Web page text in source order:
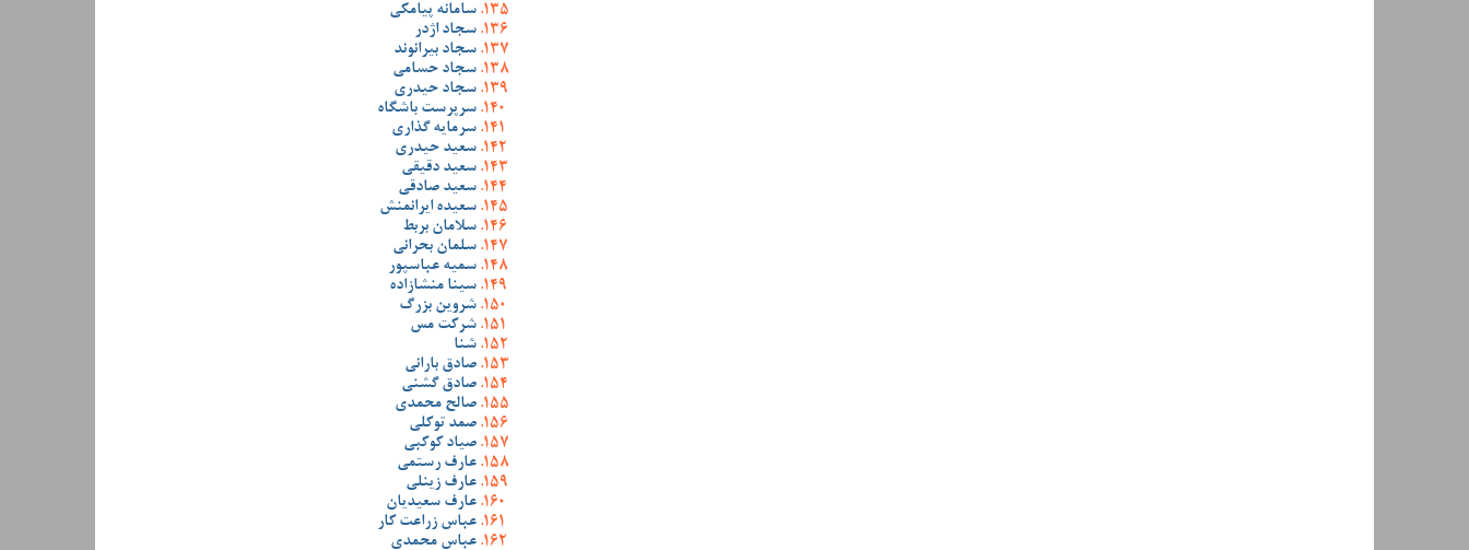
سامانه پیامکی
سجاد اژدر
سجاد بیرانوند
سجاد حسامی
سجاد حیدری
سرپرست باشگاه
سرمایه گذاری
سعید حیدری
سعید دقیقی
سعید صادقی
سعیده ایرانمنش
سلامان بربط
سلمان بحرانی
سمیه عباسپور
سینا منشازاده
شروین بزرگ
شرکت مس
شنا
صادق بارانی
صادق گشنی
صالح محمدی
صمد توکلی
صیاد کوکبی
عارف رستمی
عارف زینلی
عارف سعیدیان
عباس زراعت کار
عباس محمدی